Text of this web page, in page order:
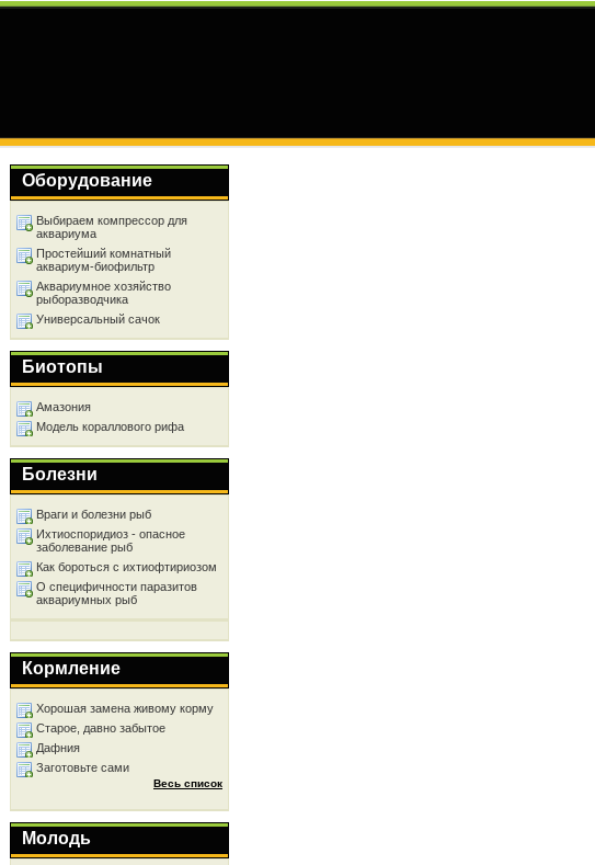
Оборудование
Выбираем компрессор для
аквариума
Простейший комнатный
аквариум-биофильтр
Аквариумное хозяйство
рыборазводчика
Универсальный сачок
Биотопы
Амазония
Модель кораллового рифа
Болезни
Враги и болезни рыб
Ихтиоспоридиоз - опасное
заболевание рыб
Как бороться с ихтиофтириозом
О специфичности паразитов
аквариумных рыб
Кормление
Хорошая замена живому корму
Старое, давно забытое
Дафния
Заготовьте сами
Весь список
Молодь